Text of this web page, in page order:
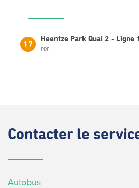
17
Heentze Park Quai 2 - Ligne
PDF
Contacter le
Autobus